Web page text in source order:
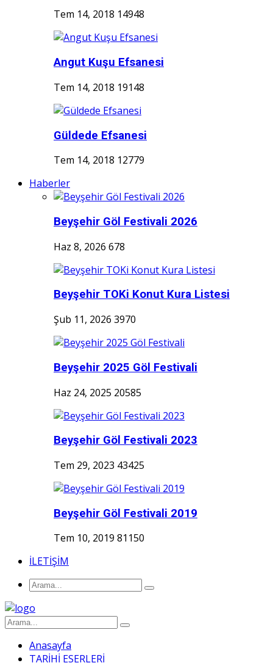
Tem 14, 2018 14948
Angut Kuşu Efsanesi
Tem 14, 2018 19148
Güldede Efsanesi
Tem 14, 2018 12779
Haberler
Beyşehir Göl Festivali 2026
Haz 8, 2026 678
Beyşehir TOKi Konut Kura Listesi
Şub 11, 2026 3970
Beyşehir 2025 Göl Festivali
Haz 24, 2025 20585
Beyşehir Göl Festivali 2023
Tem 29, 2023 43425
Beyşehir Göl Festivali 2019
Tem 10, 2019 81150
İLETİŞİM
Anasayfa
TARİHİ ESERLERİ